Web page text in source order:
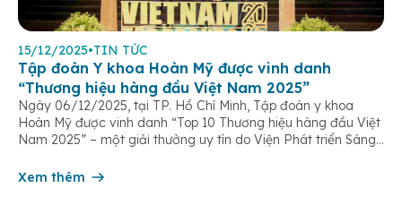
15/12/2025•TIN TỨC
Tập đoàn Y khoa Hoàn Mỹ được vinh danh
“Thương hiệu hàng đầu Việt Nam 2025”
Ngày 06/12/2025, tại TP. Hồ Chí Minh, Tập đoàn y khoa
Hoàn Mỹ được vinh danh “Top 10 Thương hiệu hàng đầu Việt
Nam 2025” – một giải thưởng uy tín do Viện Phát triển Sáng
cứu Phát triển Doanh nghiệp Châu Á […]
Xem thêm